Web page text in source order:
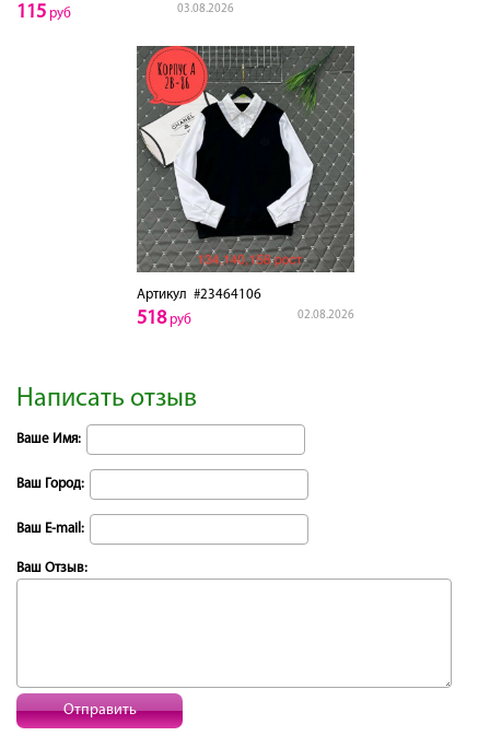
03.08.2026
115 руб
Артикул #23464106
02.08.2026
518руб
Написать отзыв
Ваше Имя:
Ваш Город:
Ваш E-mail:
Ваш Отзыв:
Отправить